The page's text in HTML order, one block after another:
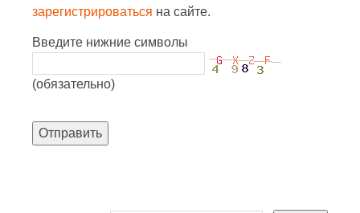
зарегистрироваться на сайте.
Введите нижние символы
(обязательно)
Отправить